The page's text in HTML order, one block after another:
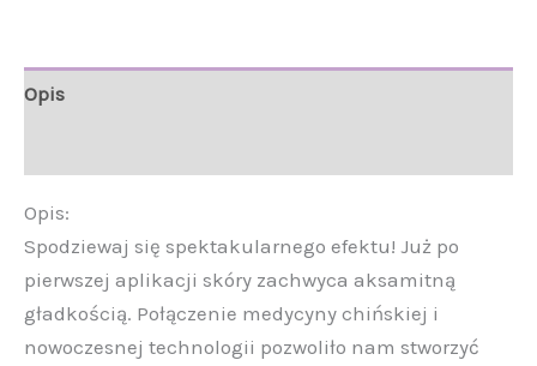
Opis
Opis:
Spodziewaj się spektakularnego efektu! Już po
pierwszej aplikacji skóry zachwyca aksamitną
gładkością. Połączenie medycyny chińskiej i
nowoczesnej technologii pozwoliło nam stworzyć